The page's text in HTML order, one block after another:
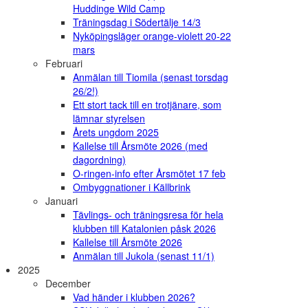
Huddinge Wild Camp
Träningsdag i Södertälje 14/3
Nyköpingsläger orange-violett 20-22
mars
Februari
Anmälan till Tiomila (senast torsdag
26/2!)
Ett stort tack till en trotjänare, som
lämnar styrelsen
Årets ungdom 2025
Kallelse till Årsmöte 2026 (med
dagordning)
O-ringen-info efter Årsmötet 17 feb
Ombyggnationer i Källbrink
Januari
Tävlings- och träningsresa för hela
klubben till Katalonien påsk 2026
Kallelse till Årsmöte 2026
Anmälan till Jukola (senast 11/1)
2025
December
Vad händer i klubben 2026?